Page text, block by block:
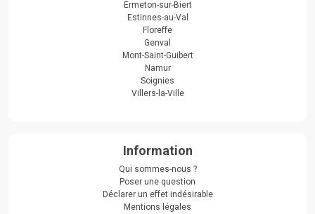
Ermeton-sur-Biert
Estinnes-au-Val
Floreffe
Genval
Mont-Saint-Guibert
Namur
Soignies
Villers-la-Ville
Information
Qui sommes-nous ?
Poser une question
Déclarer un effet indésirable
Mentions légales